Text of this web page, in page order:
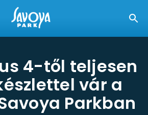
4-től teljesen
vár a
Parkban